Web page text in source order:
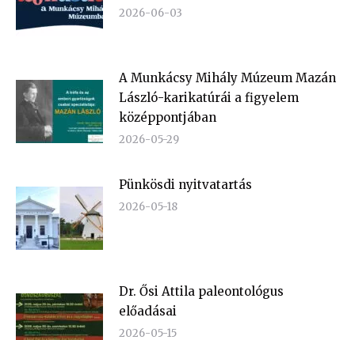
2026-06-03
A Munkácsy Mihály Múzeum Mazán
László-karikatúrái a figyelem
középpontjában
2026-05-29
Pünkösdi nyitvatartás
2026-05-18
Dr. Ősi Attila paleontológus
előadásai
2026-05-15